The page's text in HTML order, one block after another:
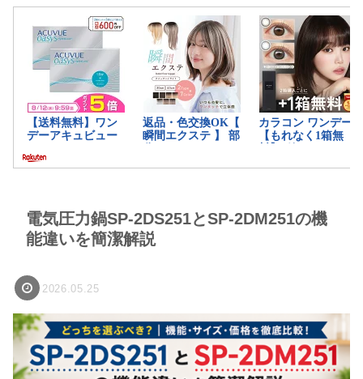
電気圧力鍋SP-2DS251とSP-2DM251の機
能違いを簡潔解説
2026.05.25